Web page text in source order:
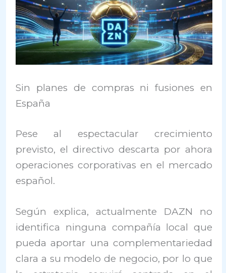
Sin planes de compras ni fusiones en
España
Pese al espectacular crecimiento
previsto, el directivo descarta por ahora
operaciones corporativas en el mercado
español.
Según explica, actualmente DAZN no
identifica ninguna compañía local que
pueda aportar una complementariedad
clara a su modelo de negocio, por lo que